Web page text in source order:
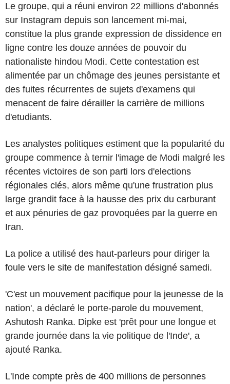
Le groupe, qui a réuni environ 22 millions d'abonnés
sur Instagram depuis son lancement mi-mai,
constitue la plus grande expression de dissidence en
ligne contre les douze années de pouvoir du
nationaliste hindou Modi. Cette contestation est
alimentée par un chômage des jeunes persistante et
des fuites récurrentes de sujets d'examens qui
menacent de faire dérailler la carrière de millions
d'etudiants.
Les analystes politiques estiment que la popularité du
groupe commence à ternir l'image de Modi malgré les
récentes victoires de son parti lors d'elections
régionales clés, alors même qu'une frustration plus
large grandit face à la hausse des prix du carburant
et aux pénuries de gaz provoquées par la guerre en
Iran.
La police a utilisé des haut-parleurs pour diriger la
foule vers le site de manifestation désigné samedi.
'C'est un mouvement pacifique pour la jeunesse de la
nation', a déclaré le porte-parole du mouvement,
Ashutosh Ranka. Dipke est 'prêt pour une longue et
grande journée dans la vie politique de l'Inde', a
ajouté Ranka.
L'Inde compte près de 400 millions de personnes